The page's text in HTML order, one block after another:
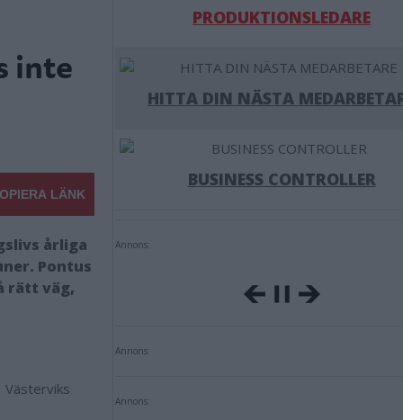
inte
LÄNK
årliga
Pontus
rätt väg,
Västerviks
PRODUKTIONSLEDARE
HITTA DIN NÄSTA
BUSINESS CONTROLLER
Annons:
Annons:
Annons: